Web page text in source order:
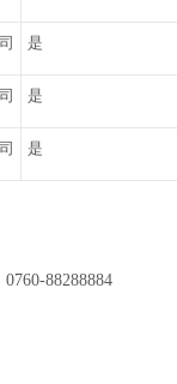
是
是
是
88288884